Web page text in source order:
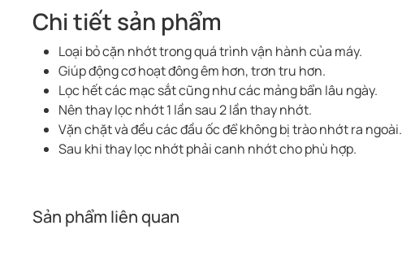
Chi tiết sản phẩm
Loại bỏ cặn nhớt trong quá trình vận hành của máy.
Giúp động cơ hoạt đông êm hơn, trơn tru hơn.
Lọc hết các mạc sắt cũng như các mảng bẩn lâu ngày.
Nên thay lọc nhớt 1 lần sau 2 lần thay nhớt.
Vặn chặt và đều các đầu ốc để không bị trào nhớt ra ngoài.
Sau khi thay lọc nhớt phải canh nhớt cho phù hợp.
Sản phẩm liên quan